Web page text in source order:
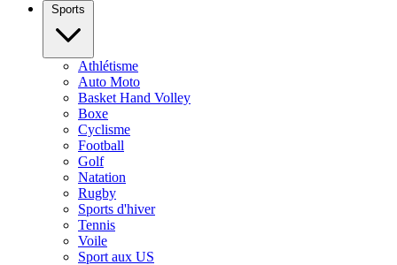
Sports
Athlétisme
Auto Moto
Basket Hand Volley
Boxe
Cyclisme
Football
Golf
Natation
Rugby
Sports d'hiver
Tennis
Voile
Sport aux US